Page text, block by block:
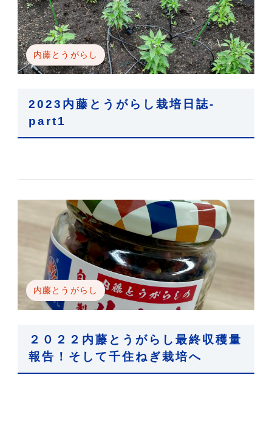
内藤とうがらし
2023内藤とうがらし栽培日誌-
part1
内藤とうがらし
２０２２内藤とうがらし最終収穫量
報告！そして千住ねぎ栽培へ